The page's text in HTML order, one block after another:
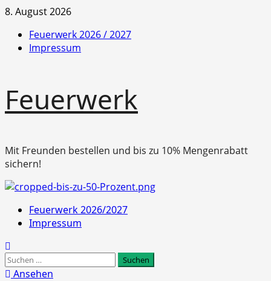
Zum
springen
8. August 2026
Feuerwerk 2026 / 2027
Impressum
Feuerwerk
Mit Freunden bestellen und bis zu 10% Mengenrabatt
sichern!
Primäres
Menü
Feuerwerk 2026/2027
Impressum
Suchen
nach:
Ansehen